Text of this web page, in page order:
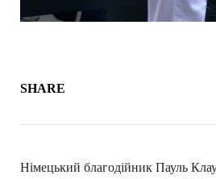
SHARE
Німецький благодійник Пауль